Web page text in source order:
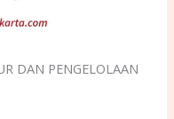
DAN PENGELOLAAN